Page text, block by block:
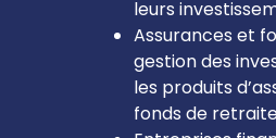
leurs
Assurances et
gestion des
les produits
fonds de